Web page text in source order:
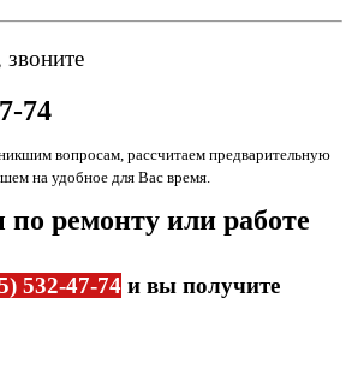
74
вопросам, рассчитаем предварительную
на удобное для Вас время.
ремонту или работе
532-47-74 и вы получите